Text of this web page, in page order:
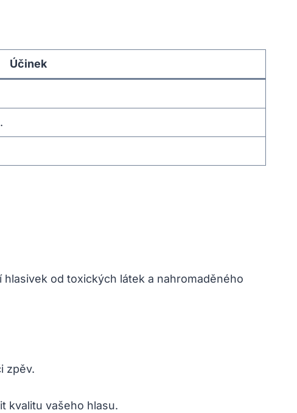
Účinek
od toxických látek a nahromaděného
zpěv.
kvalitu vašeho hlasu.